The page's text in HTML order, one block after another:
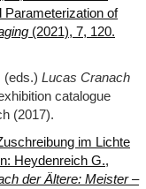
Parameterization of
(2021), 7, 120.
(eds.) Lucas Cranach
catalogue
(2017).
im Lichte
Heydenreich G.,
der Ältere: Meister –